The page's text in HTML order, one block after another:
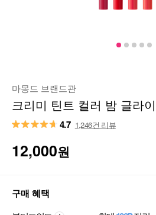
마몽드 브랜드관
크리미 틴트 컬러 밤 글라
4.7 1,246건 리뷰
12,000원
구매 혜택